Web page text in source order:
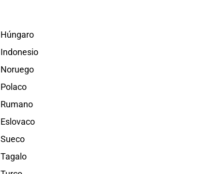
Húngaro
Indonesio
Noruego
Polaco
Rumano
Eslovaco
Sueco
Tagalo